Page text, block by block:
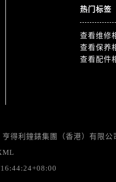
后服务中心（需提前预约）
热门标签
查看维修
查看保养
查看配件
亨得利鐘錶集團（香港）有限